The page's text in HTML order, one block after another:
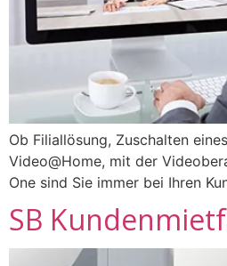
Ob Filiallösung, Zuschalten
Video@Home, mit der
One sind Sie immer bei Ihren
SB